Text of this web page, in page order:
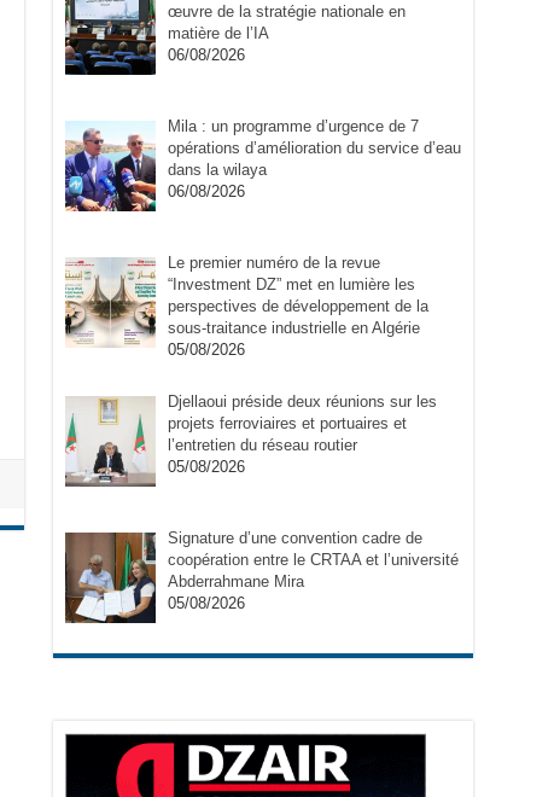
œuvre de la stratégie nationale en
matière de l’IA
06/08/2026
Mila : un programme d’urgence de 7
opérations d’amélioration du service d’eau
dans la wilaya
06/08/2026
Le premier numéro de la revue
“Investment DZ” met en lumière les
perspectives de développement de la
sous-traitance industrielle en Algérie
05/08/2026
Djellaoui préside deux réunions sur les
projets ferroviaires et portuaires et
l’entretien du réseau routier
05/08/2026
Signature d’une convention cadre de
coopération entre le CRTAA et l’université
Abderrahmane Mira
05/08/2026